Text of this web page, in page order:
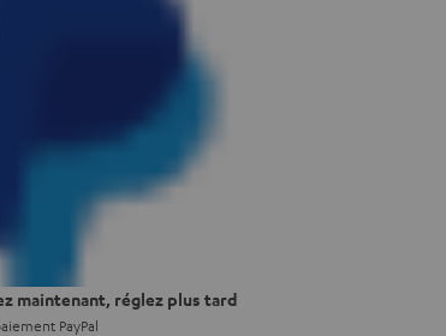
maintenant, réglez plus tard
PayPal